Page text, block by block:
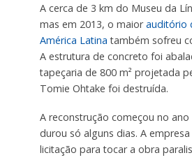
A cerca de 3 km do Museu da
mas em 2013, o maiorauditório
América Latina também sofreu
A estrutura de concreto foi
tapeçaria de 800 m² projetada
Tomie Ohtake foi destruída.
A reconstrução começou no
durou só alguns dias. A
licitação para tocar a obra